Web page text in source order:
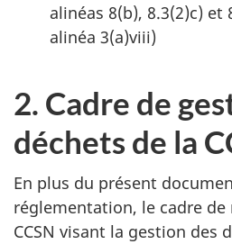
alinéas 8(b), 8.3(2)c) et
alinéa 3(a)viii)
2. Cadre de
déchets de la
En plus du présent
réglementation, le cadre
CCSN visant la gestion des